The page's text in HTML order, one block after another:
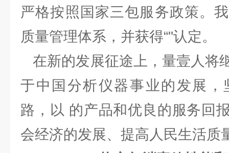
严格按照国家三包服务政策。
质量管理体系，并获得“"认定。
在新的发展征途上，量壹人将
于中国分析仪器事业的发展，
路，以 的产品和优良的服务回
会经济的发展、提高人民生活质